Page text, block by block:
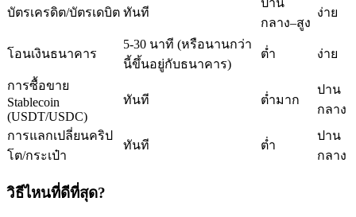
เป็นเทรดเดอร์คัดลอก
เพลิดเพลินกับการแบ่งปันผลกำไรและค่าคอมมิชชั่นการคัด
บัตรเครดิต/บัตรเดบิต ทันที
ปาน
กลาง–สูง
ง่าย
โอนเงินธนาคาร
5-30 นาที (หรือนานกว่า
นี้ขึ้นอยู่กับธนาคาร)
ต่ำ ง่าย
การซื้อขาย
Stablecoin
(USDT/USDC)
ทันที ต่ำมาก
ปาน
กลาง
การแลกเปลี่ยนคริป
โต/กระเป๋า
ทันที ต่ำ
ปาน
กลาง
วิธีไหนที่ดีที่สุด?